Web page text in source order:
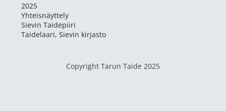
2025
Yhteisnäyttely
Sievin Taidepiiri
Taidelaari, Sievin kirjasto
Copyright Tarun Taide 2025